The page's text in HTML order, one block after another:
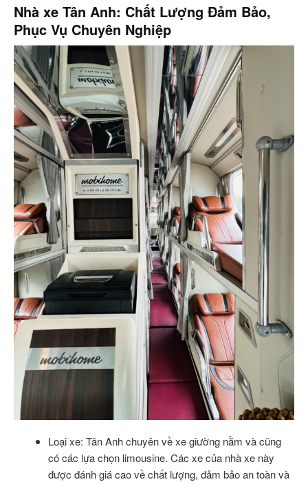
Nhà xe Tân Anh: Chất Lượng Đảm Bảo,
Phục Vụ Chuyên Nghiệp
Loại xe: Tân Anh chuyên về xe giường nằm và cũng
có các lựa chọn limousine. Các xe của nhà xe này
được đánh giá cao về chất lượng, đảm bảo an toàn và